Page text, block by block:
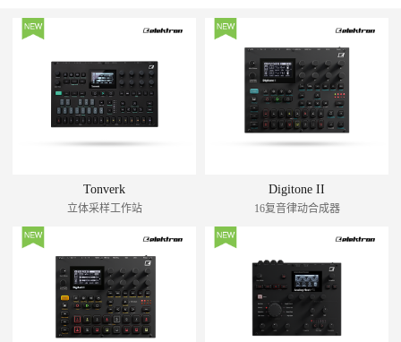
Tonverk
立体采样工作站
Digitone II
16复音律动合成器